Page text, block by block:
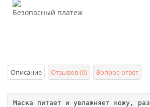
Безопасный платеж
Описание Отзывов (0) Вопрос-ответ
Маска питает и увлажняет кожу,